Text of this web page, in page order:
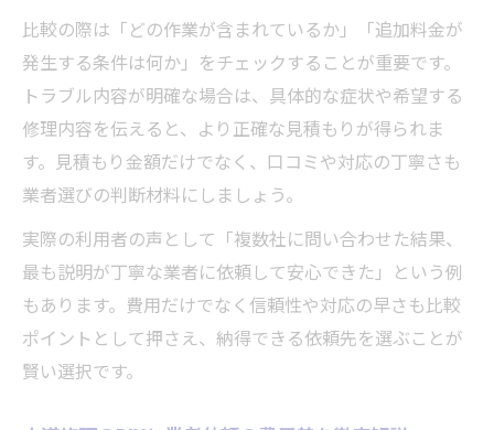
比較の際は「どの作業が含まれているか」「追加料金が
発生する条件は何か」をチェックすることが重要です。
トラブル内容が明確な場合は、具体的な症状や希望する
修理内容を伝えると、より正確な見積もりが得られま
す。見積もり金額だけでなく、口コミや対応の丁寧さも
業者選びの判断材料にしましょう。
実際の利用者の声として「複数社に問い合わせた結果、
最も説明が丁寧な業者に依頼して安心できた」という例
もあります。費用だけでなく信頼性や対応の早さも比較
ポイントとして押さえ、納得できる依頼先を選ぶことが
賢い選択です。